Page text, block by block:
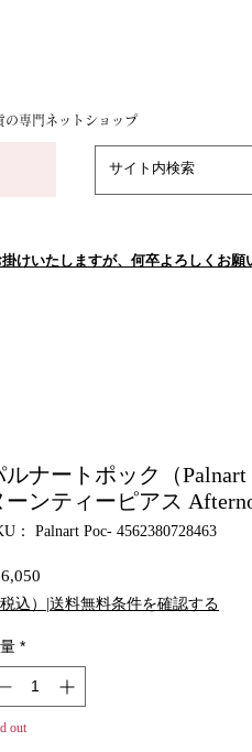
の専門ネットショップ
いたしますが、何卒よろしくお願
ルナートポック（Palnart
ーンティーピアス
： Palnart Poc- 4562380728463
6,050
格
税込）|送料無料条件を確認する
*
out